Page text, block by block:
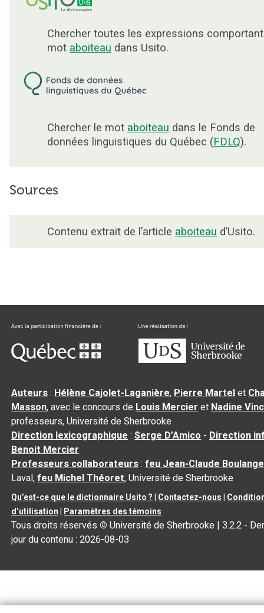
Chercher toutes les expressions
mot aboiteau dans Usito.
Chercher le mot aboiteau dans le Fonds de
données linguistiques du Québec (FDLQ).
Sources
Contenu extrait de l’article aboiteau d’Usito.
Auteurs : Hélène Cajolet-Laganière, Pierre Martel et
Masson, avec le concours de Louis Mercier et Nadine
professeurs, Université de Sherbrooke
Direction lexicographique :Serge D’Amico - Direction
Benoit Mercier
Professeurs collaborateurs :feu Jean-Claude
Laval,feu Michel Théoret, Université de Sherbrooke
Qu’est-ce que le dictionnaire Usito ? Contactez-nous
d’utilisation
Paramètres des témoins
Tous droits réservés © Université de Sherbrooke |3.2.2 -
jour du contenu :2026-08-03